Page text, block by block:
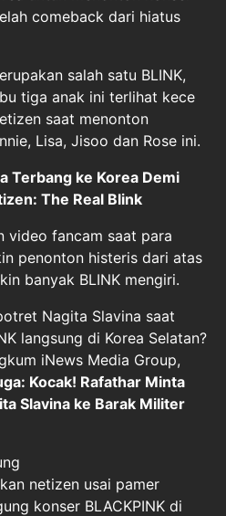
comeback dari hiatus
salah satu BLINK,
tiga anak ini terlihat kece
saat menonton
Lisa, Jisoo dan Rose ini.
Terbang ke Korea Demi
The Real Blink
video fancam saat para
penonton histeris dari atas
banyak BLINK mengiri.
Nagita Slavina saat
langsung di Korea Selatan?
iNews Media Group,
Kocak! Rafathar Minta
Slavina ke Barak Militer
netizen usai pamer
konser BLACKPINK di